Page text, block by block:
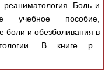
реаниматология. Боль и
учебное пособие,
боли и обезболивания в
В книге р...